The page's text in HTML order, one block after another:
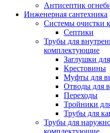
Антисептик
Инженерная сантехника
Системы очистки
Септики
Трубы для
комплектующие
Заглушки
Крестовины
Муфты для
Отводы для
Переходы
Тройники
Трубы для
Трубы для
комплектующие